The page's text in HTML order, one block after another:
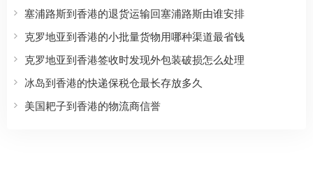
塞浦路斯到香港的退货运输回塞浦路斯由谁安排
克罗地亚到香港的小批量货物用哪种渠道最省钱
克罗地亚到香港签收时发现外包装破损怎么处理
冰岛到香港的快递保税仓最长存放多久
美国耙子到香港的物流商信誉